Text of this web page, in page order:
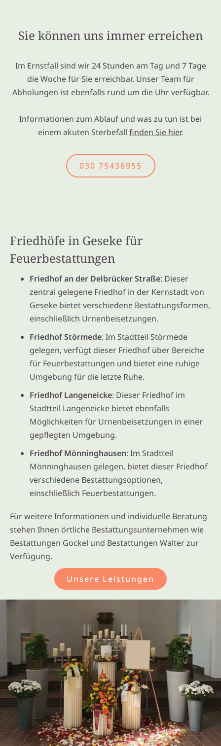
Sie können uns immer erreichen
Im Ernstfall sind wir 24 Stunden am Tag und 7 Tage
die Woche für Sie erreichbar. Unser Team für
Abholungen ist ebenfalls rund um die Uhr verfügbar.
Informationen zum Ablauf und was zu tun ist bei
einem akuten Sterbefall finden Sie hier.
030 75436955
Friedhöfe in Geseke für
Feuerbestattungen
Friedhof an der Delbrücker Straße: Dieser
zentral gelegene Friedhof in der Kernstadt von
Geseke bietet verschiedene Bestattungsformen,
einschließlich Urnenbeisetzungen.
Friedhof Störmede: Im Stadtteil Störmede
gelegen, verfügt dieser Friedhof über Bereiche
für Feuerbestattungen und bietet eine ruhige
Umgebung für die letzte Ruhe.
Friedhof Langeneicke: Dieser Friedhof im
Stadtteil Langeneicke bietet ebenfalls
Möglichkeiten für Urnenbeisetzungen in einer
gepflegten Umgebung.
Friedhof Mönninghausen: Im Stadtteil
Mönninghausen gelegen, bietet dieser Friedhof
verschiedene Bestattungsoptionen,
einschließlich Feuerbestattungen.
Für weitere Informationen und individuelle Beratung
stehen Ihnen örtliche Bestattungsunternehmen wie
Bestattungen Gockel und Bestattungen Walter zur
Verfügung.
Unsere Leistungen